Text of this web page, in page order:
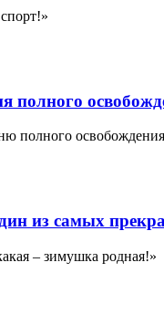
полного
полного
из самых
– зимушка родная!»